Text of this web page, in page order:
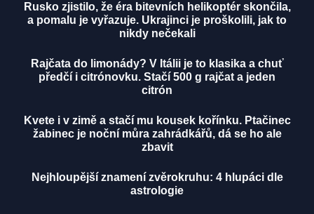
Rusko zjistilo, že éra bitevních helikoptér skončila,
a pomalu je vyřazuje. Ukrajinci je proškolili, jak to
nikdy nečekali
Rajčata do limonády? V Itálii je to klasika a chuť
předčí i citrónovku. Stačí 500 g rajčat a jeden
citrón
Kvete i v zimě a stačí mu kousek kořínku. Ptačinec
žabinec je noční můra zahrádkářů, dá se ho ale
zbavit
Nejhloupější znamení zvěrokruhu: 4 hlupáci dle
astrologie